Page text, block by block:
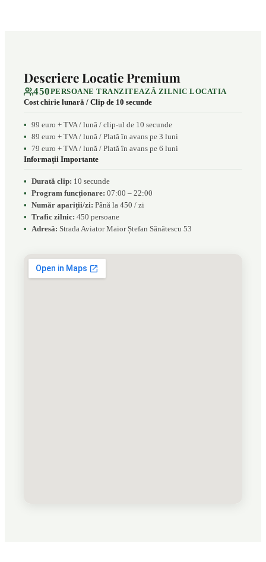
Descriere Locatie Premium
450PERSOANE TRANZITEAZĂ ZILNIC LOCATIA
Cost chirie lunară / Clip de 10 secunde
99 euro + TVA / lună / clip-ul de 10 secunde
89 euro + TVA / lună / Plată în avans pe 3 luni
79 euro + TVA / lună / Plată în avans pe 6 luni
Informații Importante
Durată clip: 10 secunde
Program funcționare: 07:00 – 22:00
Număr apariții/zi: Până la 450 / zi
Trafic zilnic: 450 persoane
Adresă: Strada Aviator Maior Ștefan Sănătescu 53